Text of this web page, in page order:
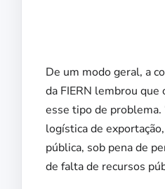
De um modo geral, a
da FIERN lembrou
esse tipo de
logística de
pública, sob pena de
de falta de recursos